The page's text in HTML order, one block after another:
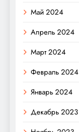
Май 2024
Апрель 2024
Март 2024
Февраль 2024
Январь 2024
Декабрь 2023